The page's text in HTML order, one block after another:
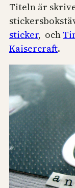
Titeln är
sticker, och
Kaisercraft.